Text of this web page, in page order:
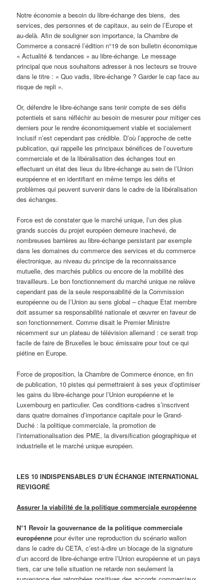
Notre économie a besoin du libre-échange des biens, des
services, des personnes et de capitaux, au sein de l’Europe et
au-delà. Afin de souligner son importance, la Chambre de
Commerce a consacré l’édition n°19 de son bulletin économique
« Actualité & tendances » au libre-échange. Le message
principal que nous souhaitons adresser à nos lecteurs se trouve
dans le titre : « Quo vadis, libre-échange ? Garder le cap face au
risque de repli ».
Or, défendre le libre-échange sans tenir compte de ses défis
potentiels et sans réfléchir au besoin de mesurer pour mitiger ces
derniers pour le rendre économiquement viable et socialement
inclusif n’est cependant pas crédible. D’où l’approche de cette
publication, qui rappelle les principaux bénéfices de l’ouverture
commerciale et de la libéralisation des échanges tout en
effectuant un état des lieux du libre-échange au sein de l’Union
européenne et en identifiant en même temps les défis et
problèmes qui peuvent survenir dans le cadre de la libéralisation
des échanges.
Force est de constater que le marché unique, l’un des plus
grands succès du projet européen demeure inachevé, de
nombreuses barrières au libre-échange persistant par exemple
dans les domaines du commerce des services et du commerce
électronique, au niveau du principe de la reconnaissance
mutuelle, des marchés publics ou encore de la mobilité des
travailleurs. Le bon fonctionnement du marché unique ne relève
cependant pas de la seule responsabilité de la Commission
européenne ou de l’Union au sens global – chaque Etat membre
doit assumer sa responsabilité nationale et œuvrer en faveur de
son fonctionnement. Comme disait le Premier Ministre
récemment sur un plateau de télévision allemand : ce serait trop
facile de faire de Bruxelles le bouc émissaire pour tout ce qui
piétine en Europe.
Force de proposition, la Chambre de Commerce énonce, en fin
de publication, 10 pistes qui permettraient à ses yeux d’optimiser
les gains du libre-échange pour l’Union européenne et le
Luxembourg en particulier. Ces conditions-cadres s’inscrivent
dans quatre domaines d’importance capitale pour le Grand-
Duché : la politique commerciale, la promotion de
l’internationalisation des PME, la diversification géographique et
industrielle et le marché unique européen.
LES10 INDISPENSABLES D’UN ÉCHANGE INTERNATIONAL
REVIGORÉ
Assurer la viabilité de la politique commerciale européenne
N°1 Revoir la gouvernance de la politique commerciale
européennepour éviter une reproduction du scénario wallon
dans le cadre du CETA, c’est-à-dire un blocage de la signature
d’un accord de libre-échange entre l’Union européenne et un pays
tiers, car une telle situation ne retarde non seulement la